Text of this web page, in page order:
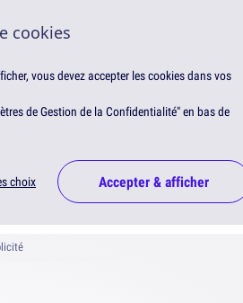
cookies
vous devez accepter les cookies dans vos
de Gestion de la Confidentialité" en bas de
choix Accepter & afficher